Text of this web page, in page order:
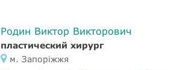
Родин Виктор Викторович
пластический хирург
м. Запоріжжя